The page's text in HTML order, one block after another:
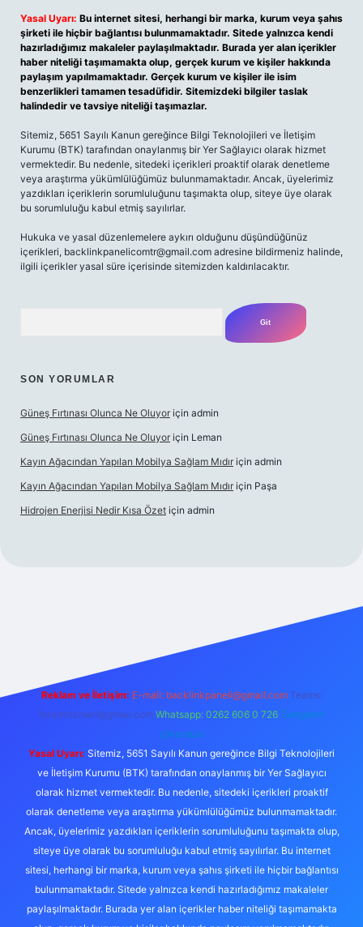
Yasal Uyarı: Bu internet sitesi, herhangi bir marka, kurum veya şahıs
şirketi ile hiçbir bağlantısı bulunmamaktadır. Sitede yalnızca kendi
hazırladığımız makaleler paylaşılmaktadır. Burada yer alan içerikler
haber niteliği taşımamakta olup, gerçek kurum ve kişiler hakkında
paylaşım yapılmamaktadır. Gerçek kurum ve kişiler ile isim
benzerlikleri tamamen tesadüfidir. Sitemizdeki bilgiler taslak
halindedir ve tavsiye niteliği taşımazlar.
Sitemiz, 5651 Sayılı Kanun gereğince Bilgi Teknolojileri ve İletişim
Kurumu (BTK) tarafından onaylanmış bir Yer Sağlayıcı olarak hizmet
vermektedir. Bu nedenle, sitedeki içerikleri proaktif olarak denetleme
veya araştırma yükümlülüğümüz bulunmamaktadır. Ancak, üyelerimiz
yazdıkları içeriklerin sorumluluğunu taşımakta olup, siteye üye olarak
bu sorumluluğu kabul etmiş sayılırlar.
Hukuka ve yasal düzenlemelere aykırı olduğunu düşündüğünüz
içerikleri, backlinkpanelicomtr@gmail.com adresine bildirmeniz halinde,
ilgili içerikler yasal süre içerisinde sitemizden kaldırılacaktır.
SON YORUMLAR
Güneş Fırtınası Olunca Ne Oluyor için admin
Güneş Fırtınası Olunca Ne Oluyor için Leman
Kayın Ağacından Yapılan Mobilya Sağlam Mıdır için admin
Kayın Ağacından Yapılan Mobilya Sağlam Mıdır için Paşa
Hidrojen Enerjisi Nedir Kısa Özet için admin
Reklam ve İletişim: E-mail: backlinkpaneli@gmail.com Teams:
forumhizmeti@gmail.com Whatsapp: 0262 606 0 726 Telegram:
@karabul
Yasal Uyarı: Sitemiz, 5651 Sayılı Kanun gereğince Bilgi Teknolojileri
ve İletişim Kurumu (BTK) tarafından onaylanmış bir Yer Sağlayıcı
olarak hizmet vermektedir. Bu nedenle, sitedeki içerikleri proaktif
olarak denetleme veya araştırma yükümlülüğümüz bulunmamaktadır.
Ancak, üyelerimiz yazdıkları içeriklerin sorumluluğunu taşımakta olup,
siteye üye olarak bu sorumluluğu kabul etmiş sayılırlar. Bu internet
sitesi, herhangi bir marka, kurum veya şahıs şirketi ile hiçbir bağlantısı
bulunmamaktadır. Sitede yalnızca kendi hazırladığımız makaleler
paylaşılmaktadır. Burada yer alan içerikler haber niteliği taşımamakta